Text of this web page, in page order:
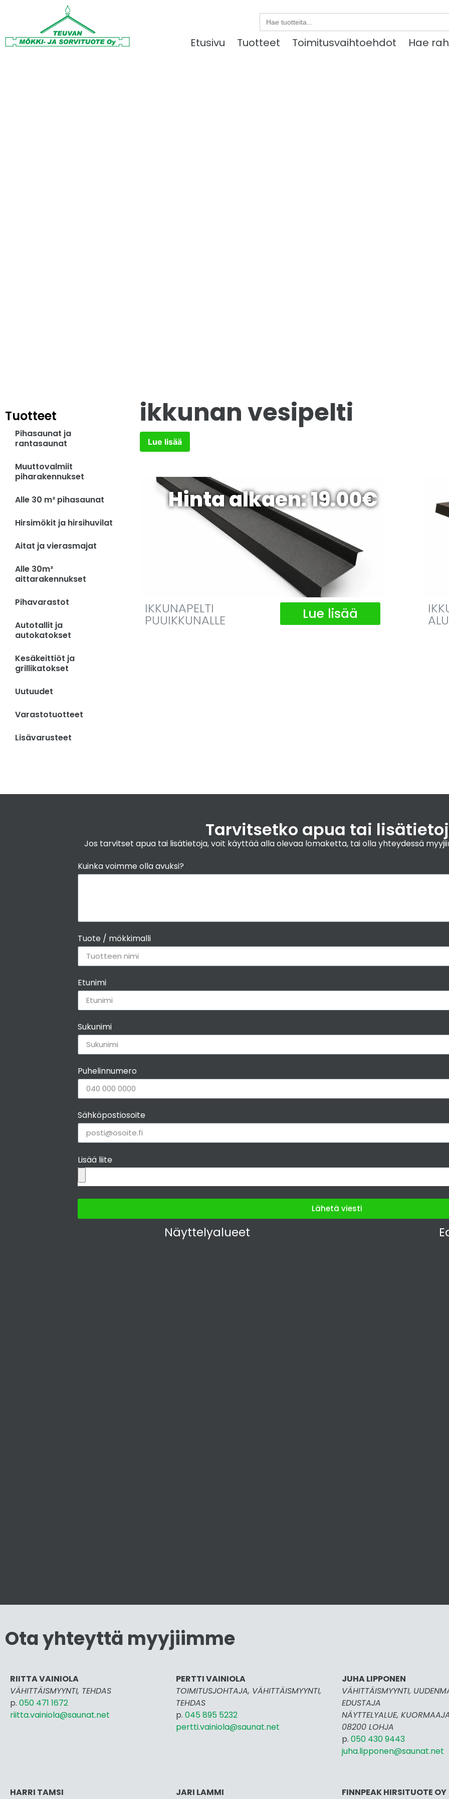
Search
for:
Etusivu Tuotteet Toimitusvaihtoehdot Hae
Tuotteet
Pihasaunat ja
rantasaunat
Muuttovalmiit
piharakennukset
Alle 30 m² pihasaunat
Hirsimökit ja hirsihuvilat
Aitat ja vierasmajat
Alle 30m²
aittarakennukset
Pihavarastot
Autotallit ja
autokatokset
Kesäkeittiöt ja
grillikatokset
Uutuudet
Varastotuotteet
Lisävarusteet
ikkunan vesipelti
Lue lisää
Hinta alkaen: 19.00€
IKKUNAPELTI
PUUIKKUNALLE Lue lisää
Tarvitsetko apua tai
Jos tarvitset apua tai lisätietoja, voit käyttää alla olevaa lomaketta, tai olla yhteydessä
Kuinka voimme olla avuksi?
Tuote / mökkimalli
Etunimi
Sukunimi
Puhelinnumero
Sähköpostiosoite
Lisää liite
Lähetä viesti
Näyttelyalueet
Ota yhteyttä myyjiimme
RIITTA VAINIOLA
VÄHITTÄISMYYNTI, TEHDAS
p. 050 471 1672
riitta.vainiola@saunat.net
PERTTI VAINIOLA
TOIMITUSJOHTAJA, VÄHITTÄISMYYNTI,
TEHDAS
p. 045 895 5232
pertti.vainiola@saunat.net
JUHA LIPPONEN
VÄHITTÄISMYYNTI,
EDUSTAJA
NÄYTTELYALUE,
08200 LOHJA
p. 050 430 9443
juha.lipponen@saunat.net
HARRI TAMSI
JARI LAMMI
FINNPEAK HIRSITUOTE